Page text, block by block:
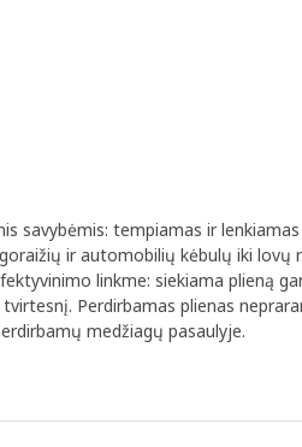
savybėmis: tempiamas ir
ir automobilių kėbulų iki lovų
linkme: siekiama plieną
Perdirbamas plienas
medžiagų pasaulyje.